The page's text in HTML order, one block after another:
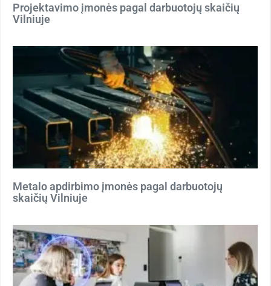
Projektavimo įmonės pagal darbuotojų skaičių
Vilniuje
Metalo apdirbimo įmonės pagal darbuotojų
skaičių Vilniuje